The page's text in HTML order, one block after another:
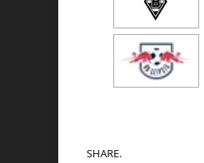
SHARE.